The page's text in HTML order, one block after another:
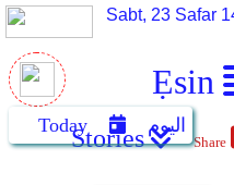
Ẹsin
Sabt, 23 Safar
Today اليومStories Share